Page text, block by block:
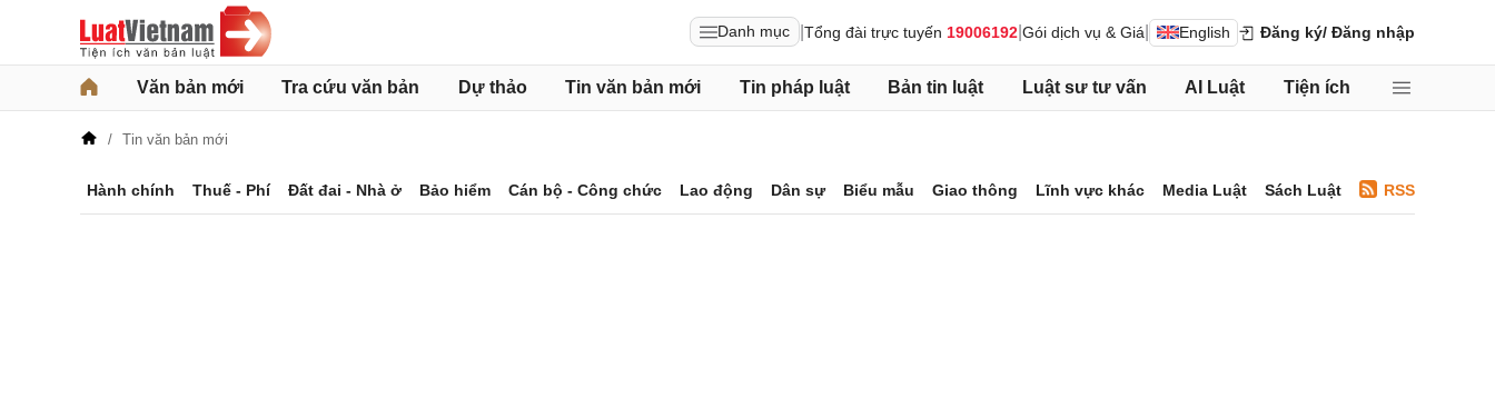
Danh mục Tổng đài trực tuyến 19006192 Gói dịch vụ & Giá English Đăng ký/ Đăng nhập
Văn bản mới Tra cứu văn bản Dự thảo Tin văn bản mới Tin pháp luật Bản tin luật Luật sư tư vấn AI Luật Tiện ích
Tin văn bản mới
Hành chính Thuế - Phí Đất đai - Nhà ở Bảo hiểm Cán bộ - Công chức Lao động Dân sự Biểu mẫu Giao thông Lĩnh vực khác Media Luật Sách Luật RSS